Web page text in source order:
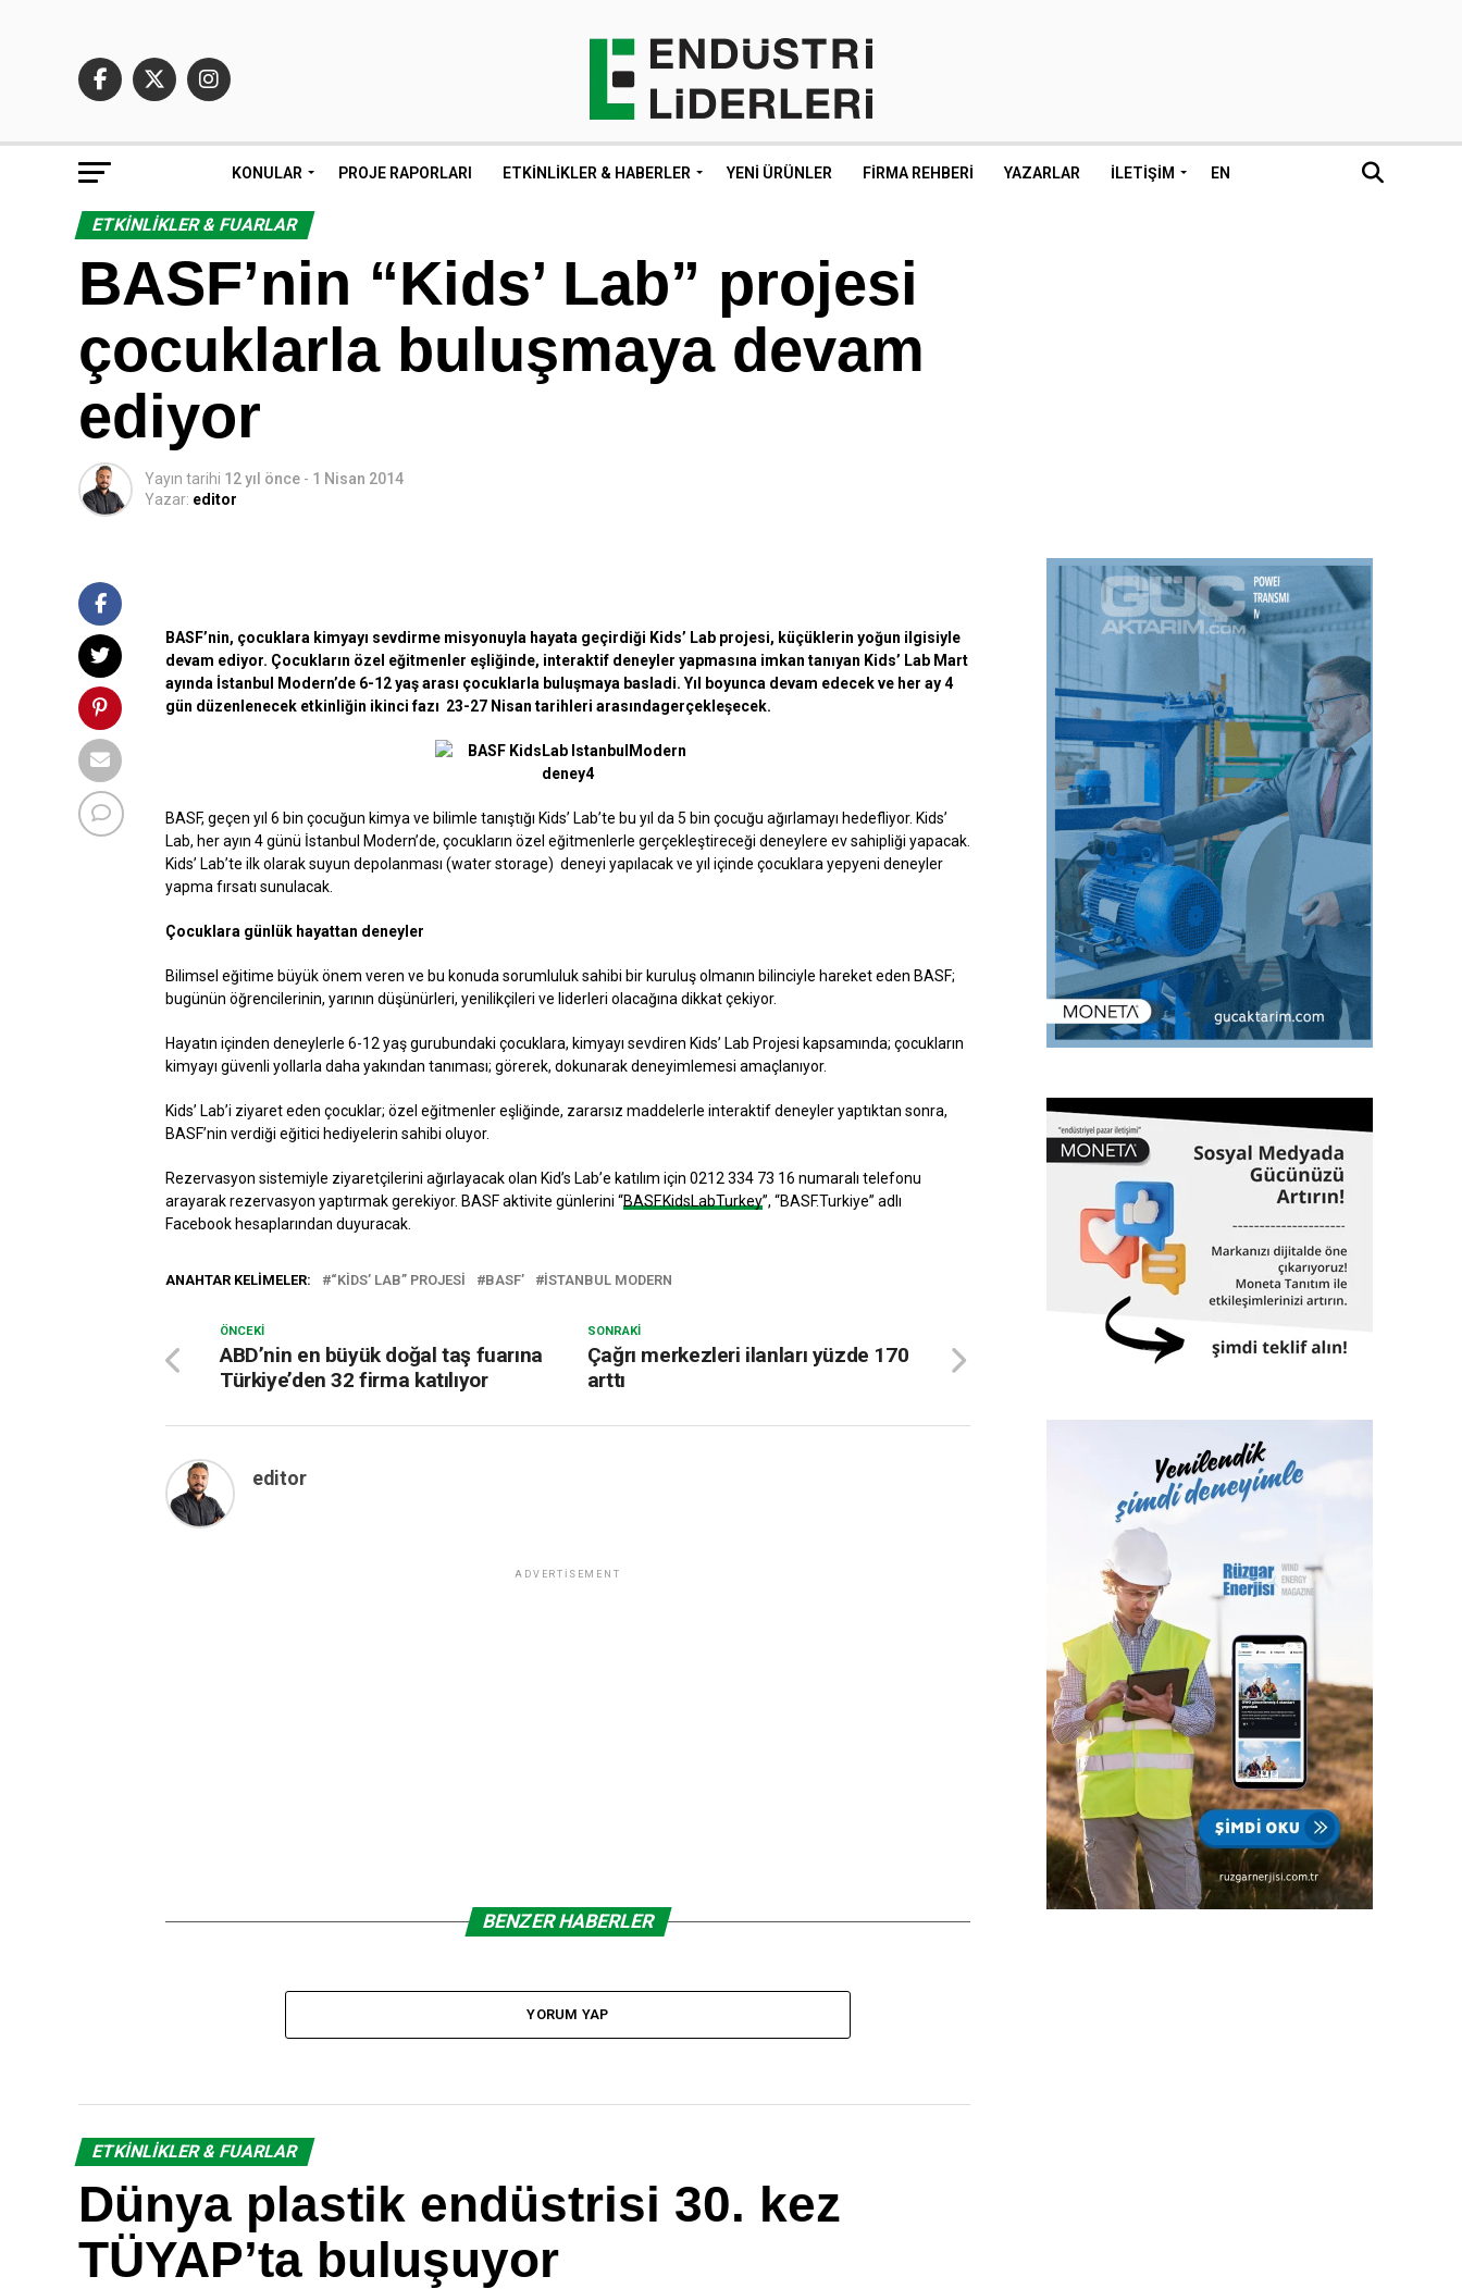
KONULAR PROJE RAPORLARI ETKINLIKLER & HABERLER YENI ÜRÜNLER FIRMA REHBERI YAZARLAR İLETIŞIM EN
ETKINLIKLER & FUARLAR
BASF’nin “Kids’ Lab” projesi
çocuklarla buluşmaya devam
ediyor
Yayın tarihi 12 yıl önce - 1 Nisan 2014
Yazar: editor
BASF’nin, çocuklara kimyayı sevdirme misyonuyla hayata geçirdiği Kids’ Lab projesi, küçüklerin yoğun ilgisiyle
devam ediyor. Çocukların özel eğitmenler eşliğinde, interaktif deneyler yapmasına imkan tanıyan Kids’ Lab Mart
ayında İstanbul Modern’de 6-12 yaş arası çocuklarla buluşmaya basladi. Yıl boyunca devam edecek ve her ay 4
gün düzenlenecek etkinliğin ikinci fazı 23-27 Nisan tarihleri arasındagerçekleşecek.
BASF, geçen yıl 6 bin çocuğun kimya ve bilimle tanıştığı Kids’ Lab’te bu yıl da 5 bin çocuğu ağırlamayı hedefliyor. Kids’
Lab, her ayın 4 günü İstanbul Modern’de, çocukların özel eğitmenlerle gerçekleştireceği deneylere ev sahipliği yapacak.
Kids’ Lab’te ilk olarak suyun depolanması (water storage) deneyi yapılacak ve yıl içinde çocuklara yepyeni deneyler
yapma fırsatı sunulacak.
Çocuklara günlük hayattan deneyler
Bilimsel eğitime büyük önem veren ve bu konuda sorumluluk sahibi bir kuruluş olmanın bilinciyle hareket eden BASF;
bugünün öğrencilerinin, yarının düşünürleri, yenilikçileri ve liderleri olacağına dikkat çekiyor.
Hayatın içinden deneylerle 6-12 yaş gurubundaki çocuklara, kimyayı sevdiren Kids’ Lab Projesi kapsamında; çocukların
kimyayı güvenli yollarla daha yakından tanıması; görerek, dokunarak deneyimlemesi amaçlanıyor.
Kids’ Lab’i ziyaret eden çocuklar; özel eğitmenler eşliğinde, zararsız maddelerle interaktif deneyler yaptıktan sonra,
BASF’nin verdiği eğitici hediyelerin sahibi oluyor.
Rezervasyon sistemiyle ziyaretçilerini ağırlayacak olan Kid’s Lab’e katılım için 0212 334 73 16 numaralı telefonu
arayarak rezervasyon yaptırmak gerekiyor. BASF aktivite günlerini “BASF.KidsLabTurkey”, “BASF.Turkiye” adlı
Facebook hesaplarından duyuracak.
ANAHTAR KELIMELER: “KIDS’ LAB” PROJESI BASF’ ISTANBUL MODERN
SONRAKI
Çağrı merkezleri ilanları yüzde 170
arttı
ÖNCEKI
ABD’nin en büyük doğal taş fuarına
Türkiye’den 32 firma katılıyor
editor
ADVERTISEMENT
BENZER HABERLER
YORUM YAP
ETKINLIKLER & FUARLAR
Dünya plastik endüstrisi 30. kez
TÜYAP’ta buluşuyor